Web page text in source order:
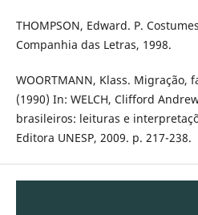
THOMPSON, Edward. P.
Companhia das Letras, 1998.
WOORTMANN, Klass. Migração,
(1990) In: WELCH, Clifford
brasileiros: leituras e
Editora UNESP, 2009. p. 217-238.